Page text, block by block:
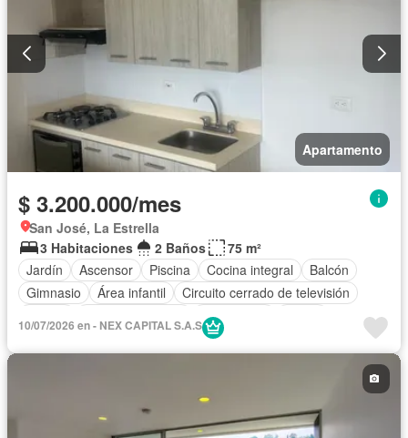
Apartamento
$ 3.200.000/mes
San José, La Estrella
3 Habitaciones
2 Baños
75 m²
Jardín
Ascensor Piscina Cocina integral
Balcón
Gimnasio
Área infantil
Circuito cerrado de televisión
Calefacción
10/07/2026 en - NEX CAPITAL S.A.S